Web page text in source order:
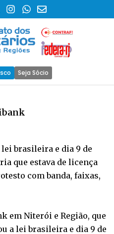
Seja Sócio
brasileira e dia 9 de
que estava de licença
com banda, faixas,
em Niterói e Região, que
a lei brasileira e dia 9 de